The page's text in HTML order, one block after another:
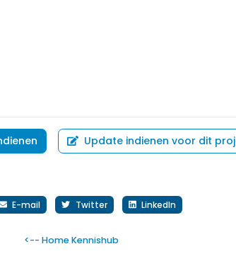
Update indienen voor dit
E-mail Twitter LinkedIn
<-- Home Kennishub